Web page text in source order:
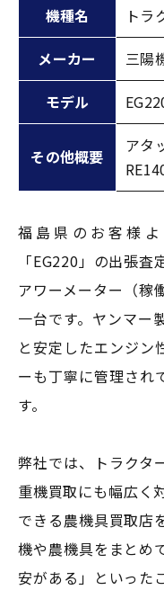
機種名 トラ
メーカー
三陽
モデル
その他概要
アタ
福島県のお客様
「EG220」の出張
アワーメーター（稼
一台です。ヤンマー
と安定したエンジン
ーも丁寧に管理され
す。
弊社では、トラクタ
重機買取にも幅広く
できる農機具買取店
機や農機具をまとめ
安がある」といった